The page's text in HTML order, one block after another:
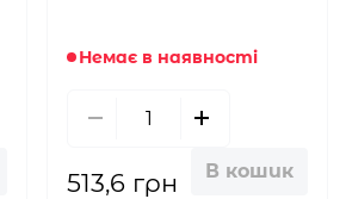
Немає в наявності
513,6 грн В кошик